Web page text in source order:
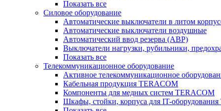
Показать все
Силовое оборудование
Автоматические выключатели в литом
Автоматические выключатели воздушные
Автоматический ввод резерва (АВР)
Выключатели нагрузки, рубильники,
Показать все
Телекоммуникационное оборудование
Активное телекоммуникационное
Кабельная продукция TERACOM
Компоненты для медных систем TERACOM
Шкафы, стойки, корпуса для IT-